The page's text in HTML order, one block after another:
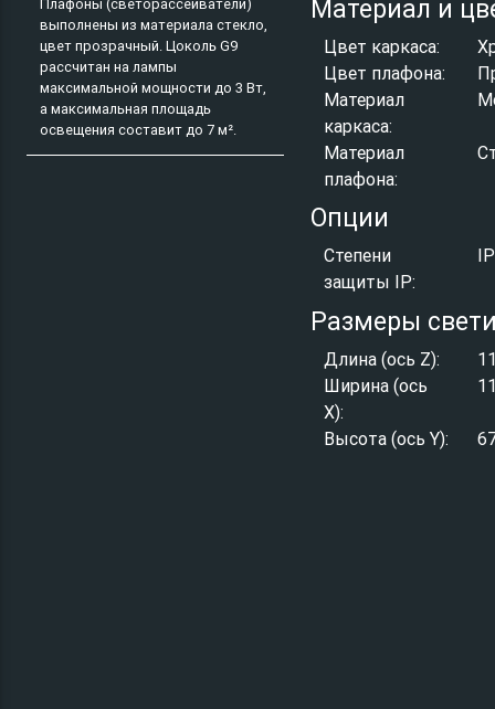
выполнены из материала стекло,
цвет прозрачный. Цоколь G9
рассчитан на лампы
максимальной мощности до 3 Вт,
а максимальная площадь
освещения составит до 7 м².
Материал и
Цвет каркаса:
Цвет плафона:
Материал
каркаса:
Материал
плафона:
Опции
Степени
защиты IP:
Размеры
Длина (ось Z):
Ширина (ось
X):
Высота (ось Y):